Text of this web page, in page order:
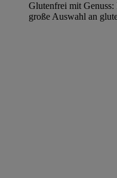
Glutenfrei mit
große Auswahl an